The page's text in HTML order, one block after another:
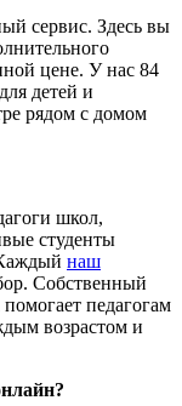
сервис. Здесь вы
цене. У нас 84
детей и
рядом с домом
школ,
студенты
наш
Собственный
педагогам
возрастом и